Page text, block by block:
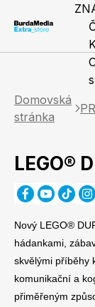
Elle
Předplatné
Domovská
stránka
LEGO®
Nový LEGO®
hádankami,
skvělými příběhy
komunikační a
přiměřeným